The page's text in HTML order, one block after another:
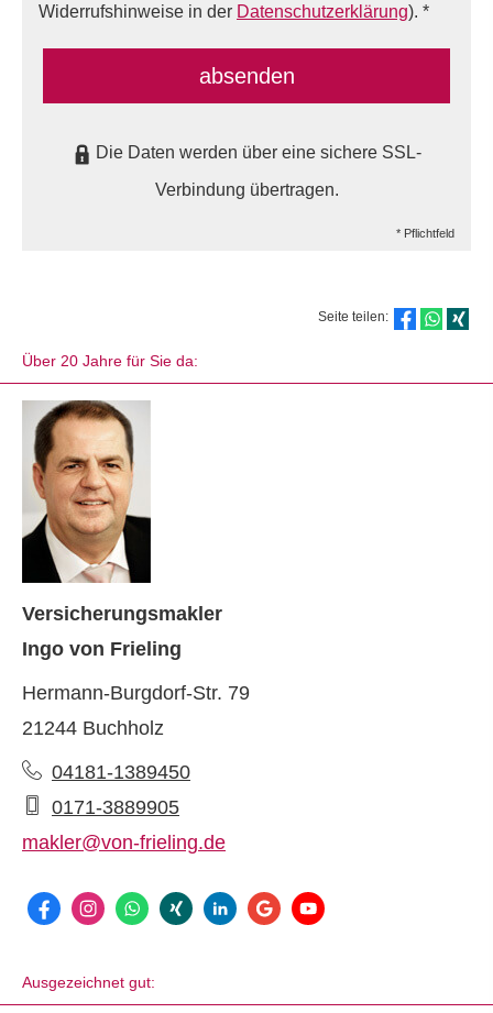
Widerrufshinweise in der Datenschutzerklärung). *
absenden
Die Daten werden über eine sichere SSL-
Verbindung übertragen.
* Pflichtfeld
Seite teilen:
Über 20 Jahre für Sie da:
Ver­sicherungs­makler
Ingo von Frieling
Hermann-Burgdorf-Str. 79
21244 Buchholz
04181-1389450
0171-3889905
makler@von-frieling.de
Ausgezeichnet gut: